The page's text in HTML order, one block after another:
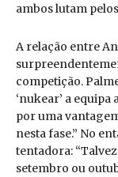
ambos lutam
A relação entre
competição.
‘nukear’ a
por uma
nesta fase.” No
tentadora:
setembro ou